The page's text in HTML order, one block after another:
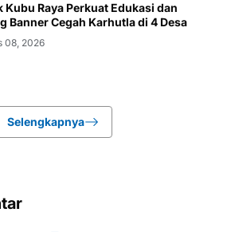
Kubu Raya Perkuat Edukasi dan
Banner Cegah Karhutla di 4 Desa
08, 2026
Selengkapnya